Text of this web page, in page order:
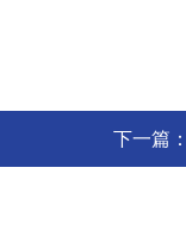
下一篇：